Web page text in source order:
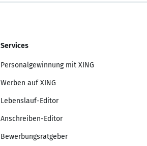
Services
Personalgewinnung mit XING
Werben auf XING
Lebenslauf-Editor
Anschreiben-Editor
Bewerbungsratgeber